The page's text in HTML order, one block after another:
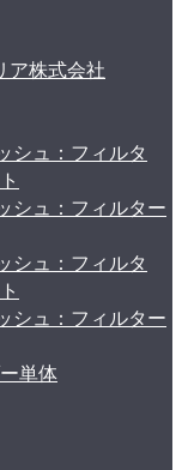
株式会社
シュ：フィルタ
シュ：フィルター
シュ：フィルタ
シュ：フィルター
単体